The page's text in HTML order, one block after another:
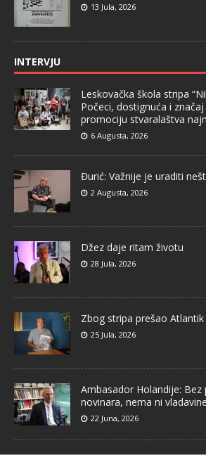
13 Jula, 2026
INTERVJU
Leskovačka škola stripa
Počeci, dostignuća i značaj
promociju stvaralaštva
6 Augusta, 2026
Đurić: Važnije je uraditi
2 Augusta, 2026
Džez daje ritam životu
28 Jula, 2026
Zbog stripa prešao
25 Jula, 2026
Ambasador Holandije: Bez
novinara, nema ni
22 Juna, 2026